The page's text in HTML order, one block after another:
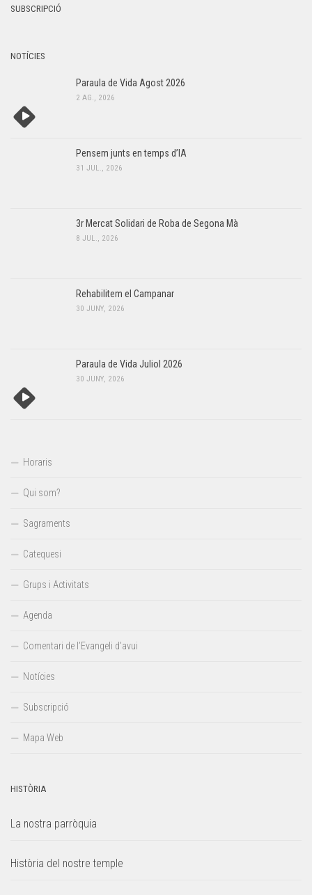
SUBSCRIPCIÓ
NOTÍCIES
Paraula de Vida Agost 2026
2 AG., 2026
Pensem junts en temps d’IA
31 JUL., 2026
3r Mercat Solidari de Roba de Segona Mà
8 JUL., 2026
Rehabilitem el Campanar
30 JUNY, 2026
Paraula de Vida Juliol 2026
30 JUNY, 2026
Horaris
Qui som?
Sagraments
Catequesi
Grups i Activitats
Agenda
Comentari de l’Evangeli d’avui
Notícies
Subscripció
Mapa Web
HISTÒRIA
La nostra parròquia
Història del nostre temple